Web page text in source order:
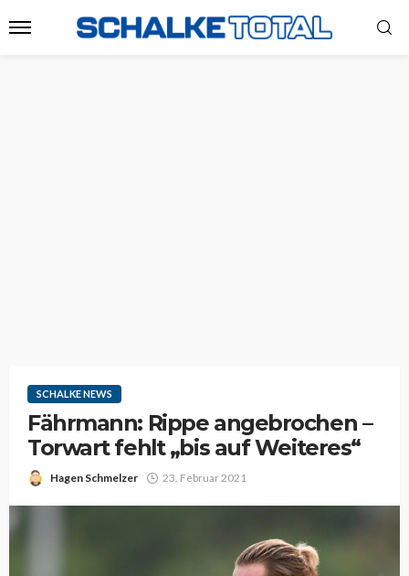
SCHALKE NEWS
Fährmann: Rippe angebrochen –
Torwart fehlt „bis auf Weiteres“
Hagen Schmelzer 23. Februar 2021